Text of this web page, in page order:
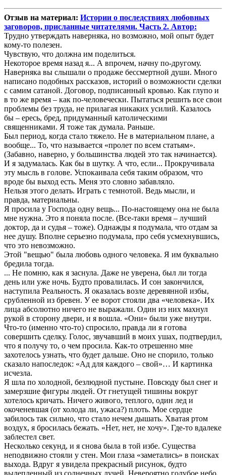
Отзыв на материал: Истории о последствиях любовных
заговоров, присланные читателями. Часть 2. Автор:
Трудно утверждать наверняка, но возможно, мой опыт будет
кому-то полезен.
Чувствую, что должна им поделиться.
Некоторое время назад я... А впрочем, начну по-другому.
Наверняка вы слышали о продаже бессмертной души. Много
написано подобных рассказов, историй о возможности сделки
с самим сатаной. Договор, подписанный кровью. Как глупо и
в то же время – как по-человечески. Пытаться решить все свои
проблемы без труда, не прилагая никаких усилий. Казалось
бы – ересь, бред, придуманный католическими
священниками. Я тоже так думала. Раньше.
Был период, когда стало тяжело. Не в материальном плане, а
вообще... То, что называется «пролет по всем статьям».
(Забавно, наверно, у большинства людей это так начинается).
И я задумалась. Как бы в шутку. А что, если... Прокручивала
эту мысль в голове. Успокаивала себя таким образом, что
вроде бы выход есть. Меня это словно забавляло.
Нельзя этого делать. Играть с темнотой. Ведь мысли, и
правда, материальны.
Я просила у Господа одну вещь... По-настоящему она не была
мне нужна. Это я поняла после. (Все-таки время – лучший
доктор, да и судья – тоже). Однажды я подумала, что отдам за
нее душу. Вполне серьезно подумала, про себя усмехнувшись,
что это невозможно.
Этой "вещью" была любовь одного человека. Я им буквально
бредила тогда.
... Не помню, как я заснула. Даже не уверена, был ли тогда
день или уже ночь. Будто провалилась. И сон закончился,
наступила Реальность. Я оказалась возле деревянной избы,
срубленной из бревен. У ее ворот стояли два «человека». Их
лица абсолютно ничего не выражали. Один из них махнул
рукой в сторону двери, и я вошла. «Они» были уже внутри.
Что-то (именно что-то) спросило, правда ли я готова
совершить сделку. Голос, звучавший в моих ушах, подтвердил,
что я получу то, о чем просила. Как-то отрешенно мне
захотелось узнать, что будет дальше. Оно не спорило, только
сказало напоследок: «Ад для каждого – свой»… И картинка
исчезла.
Я шла по холодной, безлюдной пустыне. Повсюду был снег и
замерзшие фигуры людей. От гнетущей тишины вокруг
хотелось кричать. Ничего живого, теплого, один лед и
окоченевшая (от холода ли, ужаса?) плоть. Мое сердце
забилось так сильно, что стало нечем дышать. Хватая ртом
воздух, я бросилась бежать. «Нет, нет, не хочу». Где-то вдалеке
заблестел свет.
Несколько секунд, и я снова была в той избе. Существа
неподвижно стояли у стен. Мои глаза «заметались» в поисках
выхода. Вдруг я увидела прекрасный рисунок, будто
вылепленный из солнечных лучей. Невероятно голубое небо,